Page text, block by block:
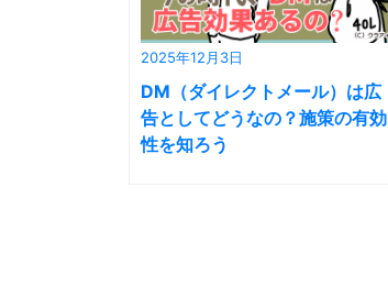
2025年12月3日
DM（ダイレクトメール）は広
告としてどうなの？施策の有効
性を知ろう